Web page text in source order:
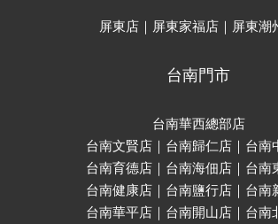
屏東店｜屏東家福店｜屏東潮
台南門市
台南華西總部店
台南文賢店｜台南歸仁店｜台南
台南育德店｜台南海佃店｜台南
台南健康店｜台南鹽行店｜台南
台南華平店｜台南開山店｜台南